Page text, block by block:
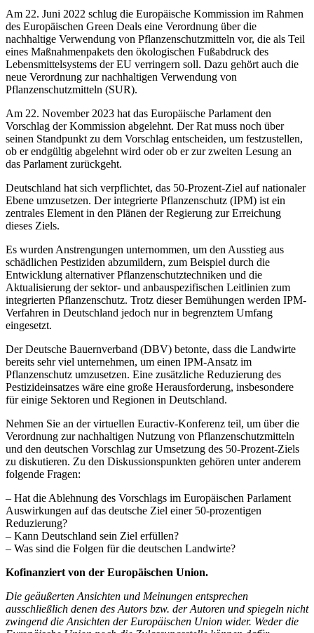
Am 22. Juni 2022 schlug die Europäische Kommission im Rahmen
des Europäischen Green Deals eine Verordnung über die
nachhaltige Verwendung von Pflanzenschutzmitteln vor, die als Teil
eines Maßnahmenpakets den ökologischen Fußabdruck des
Lebensmittelsystems der EU verringern soll. Dazu gehört auch die
neue Verordnung zur nachhaltigen Verwendung von
Pflanzenschutzmitteln (SUR).
Am 22. November 2023 hat das Europäische Parlament den
Vorschlag der Kommission abgelehnt. Der Rat muss noch über
seinen Standpunkt zu dem Vorschlag entscheiden, um festzustellen,
ob er endgültig abgelehnt wird oder ob er zur zweiten Lesung an
das Parlament zurückgeht.
Deutschland hat sich verpflichtet, das 50-Prozent-Ziel auf nationaler
Ebene umzusetzen. Der integrierte Pflanzenschutz (IPM) ist ein
zentrales Element in den Plänen der Regierung zur Erreichung
dieses Ziels.
Es wurden Anstrengungen unternommen, um den Ausstieg aus
schädlichen Pestiziden abzumildern, zum Beispiel durch die
Entwicklung alternativer Pflanzenschutztechniken und die
Aktualisierung der sektor- und anbauspezifischen Leitlinien zum
integrierten Pflanzenschutz. Trotz dieser Bemühungen werden IPM-
Verfahren in Deutschland jedoch nur in begrenztem Umfang
eingesetzt.
Der Deutsche Bauernverband (DBV) betonte, dass die Landwirte
bereits sehr viel unternehmen, um einen IPM-Ansatz im
Pflanzenschutz umzusetzen. Eine zusätzliche Reduzierung des
Pestizideinsatzes wäre eine große Herausforderung, insbesondere
für einige Sektoren und Regionen in Deutschland.
Nehmen Sie an der virtuellen Euractiv-Konferenz teil, um über die
Verordnung zur nachhaltigen Nutzung von Pflanzenschutzmitteln
und den deutschen Vorschlag zur Umsetzung des 50-Prozent-Ziels
zu diskutieren. Zu den Diskussionspunkten gehören unter anderem
folgende Fragen:
– Hat die Ablehnung des Vorschlags im Europäischen Parlament
Auswirkungen auf das deutsche Ziel einer 50-prozentigen
Reduzierung?
– Kann Deutschland sein Ziel erfüllen?
– Was sind die Folgen für die deutschen Landwirte?
Kofinanziert von der Europäischen Union.
Die geäußerten Ansichten und Meinungen entsprechen
ausschließlich denen des Autors bzw. der Autoren und spiegeln nicht
zwingend die Ansichten der Europäischen Union wider. Weder die